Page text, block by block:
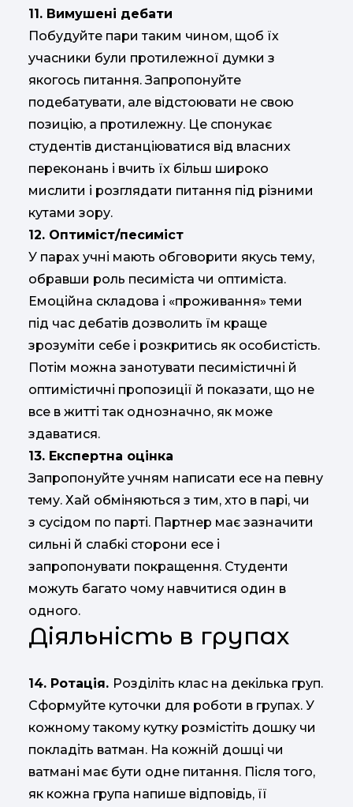
11. Вимушені дебати
Побудуйте пари таким чином, щоб їх
учасники були протилежної думки з
якогось питання. Запропонуйте
подебатувати, але відстоювати не свою
позицію, а протилежну. Це спонукає
студентів дистанціюватися від власних
переконань і вчить їх більш широко
мислити і розглядати питання під різними
кутами зору.
12. Оптиміст/песиміст
У парах учні мають обговорити якусь тему,
обравши роль песиміста чи оптиміста.
Емоційна складова і «проживання» теми
під час дебатів дозволить їм краще
зрозуміти себе і розкритись як особистість.
Потім можна занотувати песимістичні й
оптимістичні пропозиції й показати, що не
все в житті так однозначно, як може
здаватися.
13. Експертна оцінка
Запропонуйте учням написати есе на певну
тему. Хай обміняються з тим, хто в парі, чи
з сусідом по парті. Партнер має зазначити
сильні й слабкі сторони есе і
запропонувати покращення. Студенти
можуть багато чому навчитися один в
одного.
Діяльність в групах
14. Ротація. Розділіть клас на декілька груп.
Сформуйте куточки для роботи в групах. У
кожному такому кутку розмістіть дошку чи
покладіть ватман. На кожній дошці чи
ватмані має бути одне питання. Після того,
як кожна група напише відповідь, її